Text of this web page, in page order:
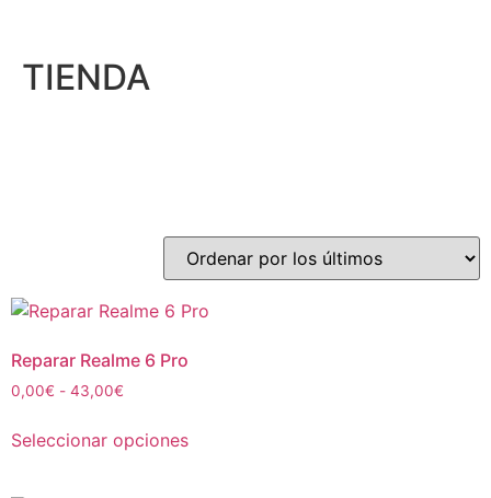
TIENDA
Reparar Realme 6 Pro
0,00€ - 43,00€
Seleccionar opciones